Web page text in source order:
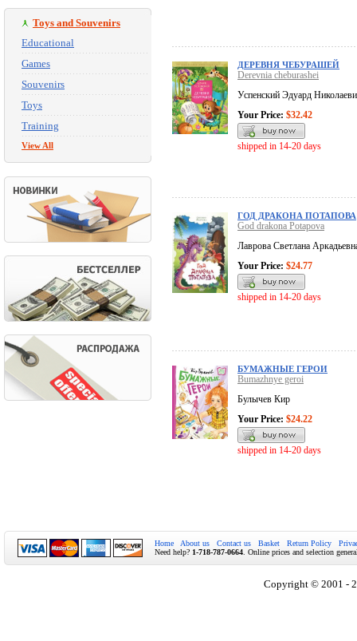
Toys and Souvenirs
Educational
Games
Souvenirs
Toys
Training
View All
ДЕРЕВНЯ ЧЕБУРАШЕЙ
Derevnia cheburashei
Успенский Эдуард
Your Price: $32.42
shipped in 14-20 days
ГОД ДРАКОНА ПОТАПОВА
God drakona Potapova
Лаврова Светлана
Your Price: $24.77
shipped in 14-20 days
БУМАЖНЫЕ ГЕРОИ
Bumazhnye geroi
Булычев Кир
Your Price: $24.22
shipped in 14-20 days
Home About us Contact us Basket Return Policy
Need help? 1-718-787-0664 . Online prices and selection
Copyright © 2001 -